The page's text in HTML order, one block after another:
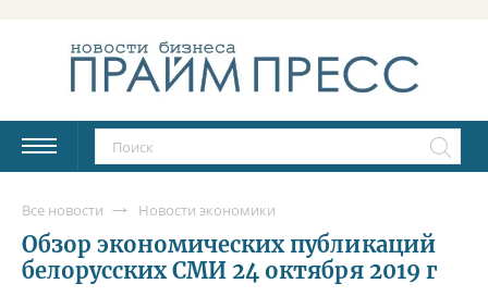
Все новости Новости экономики
Обзор экономических публикаций
белорусских СМИ 24 октября 2019 г